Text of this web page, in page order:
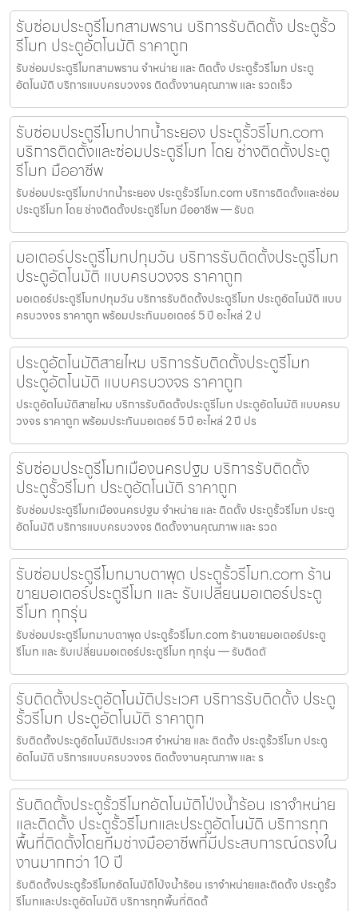
รับซ่อมประตูรีโมทสามพราน บริการรับติดตั้ง ประตูรั้ว
รีโมท ประตูอัตโนมัติ ราคาถูก
รับซ่อมประตูรีโมทสามพราน จำหน่าย และ ติดตั้ง ประตูรั้วรีโมท ประตู
อัตโนมัติ บริการแบบครบวงจร ติดตั้งงานคุณภาพ และ รวดเร็ว
รับซ่อมประตูรีโมทปากน้ำระยอง ประตูรั้วรีโมท.com
บริการติดตั้งและซ่อมประตูรีโมท โดย ช่างติดตั้งประตู
รีโมท มืออาชีพ
รับซ่อมประตูรีโมทปากน้ำระยอง ประตูรั้วรีโมท.com บริการติดตั้งและซ่อม
ประตูรีโมท โดย ช่างติดตั้งประตูรีโมท มืออาชีพ — รับต
มอเตอร์ประตูรีโมทปทุมวัน บริการรับติดตั้งประตูรีโมท
ประตูอัตโนมัติ แบบครบวงจร ราคาถูก
มอเตอร์ประตูรีโมทปทุมวัน บริการรับติดตั้งประตูรีโมท ประตูอัตโนมัติ แบบ
ครบวงจร ราคาถูก พร้อมประกันมอเตอร์ 5 ปี อะไหล่ 2 ป
ประตูอัตโนมัติสายไหม บริการรับติดตั้งประตูรีโมท
ประตูอัตโนมัติ แบบครบวงจร ราคาถูก
ประตูอัตโนมัติสายไหม บริการรับติดตั้งประตูรีโมท ประตูอัตโนมัติ แบบครบ
วงจร ราคาถูก พร้อมประกันมอเตอร์ 5 ปี อะไหล่ 2 ปี ปร
รับซ่อมประตูรีโมทเมืองนครปฐม บริการรับติดตั้ง
ประตูรั้วรีโมท ประตูอัตโนมัติ ราคาถูก
รับซ่อมประตูรีโมทเมืองนครปฐม จำหน่าย และ ติดตั้ง ประตูรั้วรีโมท ประตู
อัตโนมัติ บริการแบบครบวงจร ติดตั้งงานคุณภาพ และ รวด
รับซ่อมประตูรีโมทมาบตาพุด ประตูรั้วรีโมท.com ร้าน
ขายมอเตอร์ประตูรีโมท และ รับเปลี่ยนมอเตอร์ประตู
รีโมท ทุกรุ่น
รับซ่อมประตูรีโมทมาบตาพุด ประตูรั้วรีโมท.com ร้านขายมอเตอร์ประตู
รีโมท และ รับเปลี่ยนมอเตอร์ประตูรีโมท ทุกรุ่น — รับติดตั
รับติดตั้งประตูอัตโนมัติประเวศ บริการรับติดตั้ง ประตู
รั้วรีโมท ประตูอัตโนมัติ ราคาถูก
รับติดตั้งประตูอัตโนมัติประเวศ จำหน่าย และ ติดตั้ง ประตูรั้วรีโมท ประตู
อัตโนมัติ บริการแบบครบวงจร ติดตั้งงานคุณภาพ และ ร
รับติดตั้งประตูรั้วรีโมทอัตโนมัติโป่งน้ำร้อน เราจำหน่าย
และติดตั้ง ประตูรั้วรีโมทและประตูอัตโนมัติ บริการทุก
พื้นที่ติดตั้งโดยทีมช่างมืออาชีพที่มีประสบการณ์ตรงใน
งานมากกว่า 10 ปี
รับติดตั้งประตูรั้วรีโมทอัตโนมัติโป่งน้ำร้อน เราจำหน่ายและติดตั้ง ประตูรั้ว
รีโมทและประตูอัตโนมัติ บริการทุกพื้นที่ติดตั้